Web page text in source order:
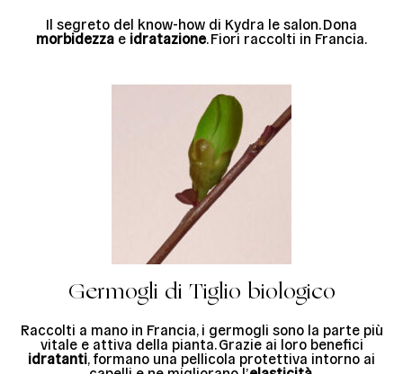
Il segreto del know-how di Kydra le salon. Dona
morbidezza e idratazione. Fiori raccolti in Francia.
Germogli di Tiglio biologico
Raccolti a mano in Francia, i germogli sono la parte più
vitale e attiva della pianta. Grazie ai loro benefici
idratanti, formano una pellicola protettiva intorno ai